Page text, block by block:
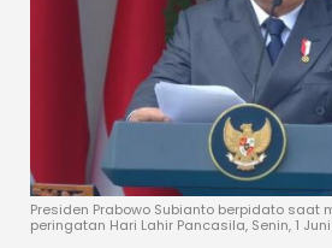
Presiden Prabowo Subianto berpidato saat
peringatan Hari Lahir Pancasila, Senin, 1